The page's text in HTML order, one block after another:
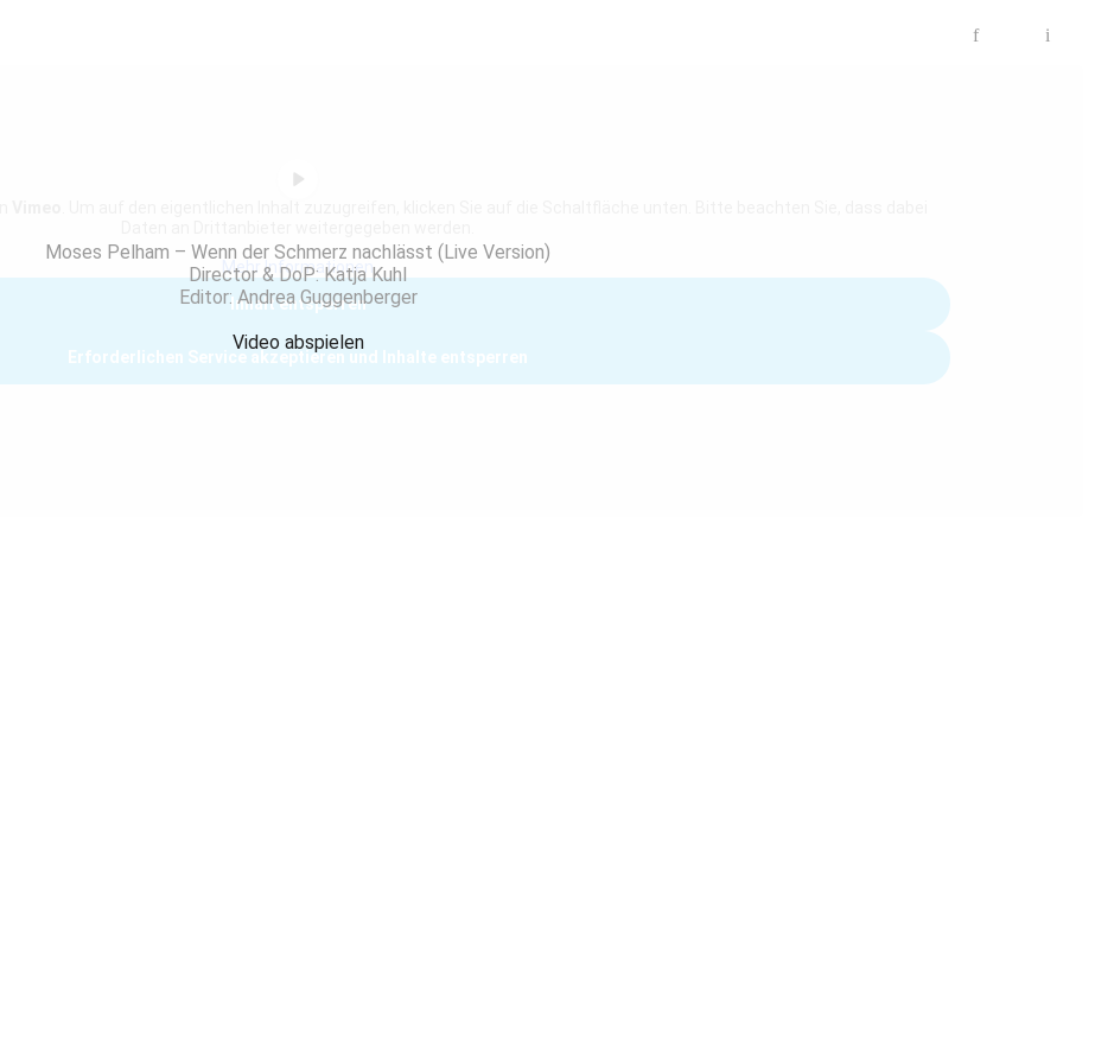
f i
Mehr Informationen
Inhalt entsperren
Erforderlichen Service akzeptieren und Inhalte entsperren
Moses Pelham – Wenn der Schmerz nachlässt (Live Version)
Director & DoP: Katja Kuhl
Editor: Andrea Guggenberger
Video abspielen